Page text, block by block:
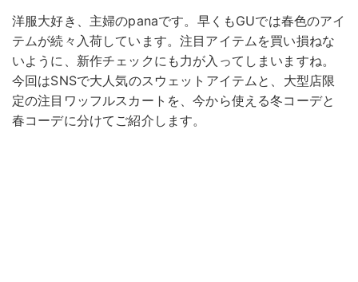
洋服大好き、主婦のpanaです。早くもGUでは春色のアイ
テムが続々入荷しています。注目アイテムを買い損ねな
いように、新作チェックにも力が入ってしまいますね。
今回はSNSで大人気のスウェットアイテムと、大型店限
定の注目ワッフルスカートを、今から使える冬コーデと
春コーデに分けてご紹介します。